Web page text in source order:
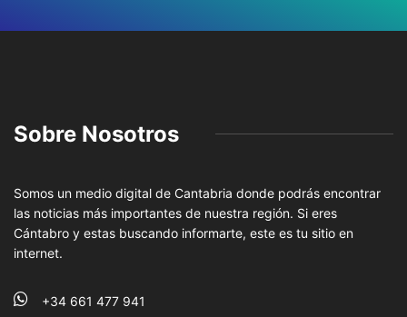
Sobre Nosotros
Somos un medio digital de Cantabria donde podrás encontrar
las noticias más importantes de nuestra región. Si eres
Cántabro y estas buscando informarte, este es tu sitio en
internet.
+34 661 477 941